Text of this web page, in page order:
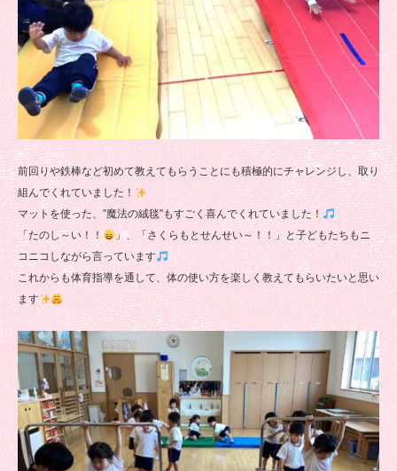
前回りや鉄棒など初めて教えてもらうことにも積極的にチャレンジし、取り
組んでくれていました！
マットを使った、”魔法の絨毯”もすごく喜んでくれていました！
「たのし～い！！
」、「さくらもとせんせい～！！」と子どもたちもニ
コニコしながら言っています
これからも体育指導を通して、体の使い方を楽しく教えてもらいたいと思い
ます